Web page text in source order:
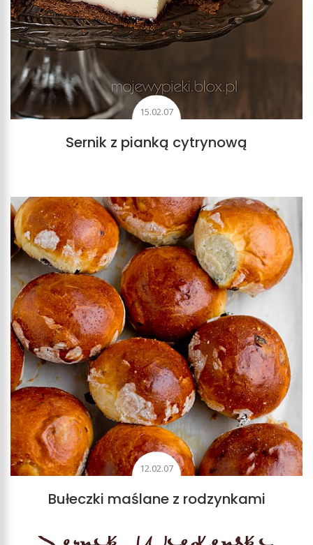
15.02.07
Sernik z pianką cytrynową
12.02.07
Bułeczki maślane z rodzynkami